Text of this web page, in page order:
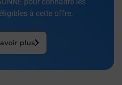
à cette offre.
plus